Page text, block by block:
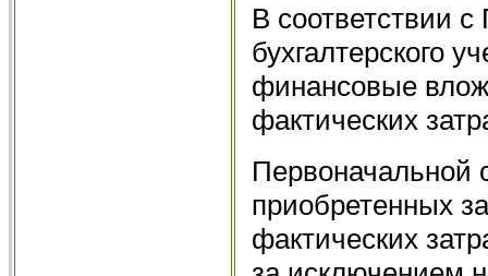
В соответствии
бухгалтерского
финансовые
фактических
Первоначальной
приобретенных
фактических